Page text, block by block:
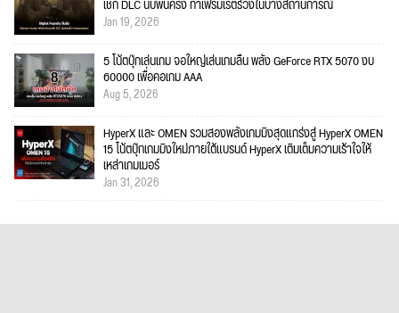
เช็ก DLC นับพันครั้ง ทำเฟรมเรตร่วงในบางสถานการณ์
Jan 19, 2026
5 โน้ตบุ๊กเล่นเกม จอใหญ่เล่นเกมลื่น พลัง GeForce RTX 5070 งบ
60000 เพื่อคอเกม AAA
Aug 5, 2026
HyperX และ OMEN รวมสองพลังเกมมิงสุดแกร่งสู่ HyperX OMEN
15 โน้ตบุ๊กเกมมิงใหม่ภายใต้แบรนด์ HyperX เติมเต็มความเร้าใจให้
เหล่าเกมเมอร์
Jan 31, 2026